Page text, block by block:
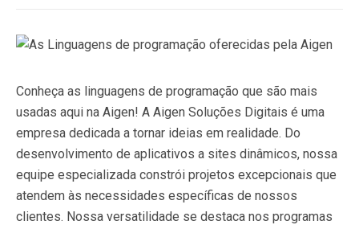
Conheça as linguagens de programação que são mais
usadas aqui na Aigen! A Aigen Soluções Digitais é uma
empresa dedicada a tornar ideias em realidade. Do
desenvolvimento de aplicativos a sites dinâmicos, nossa
equipe especializada constrói projetos excepcionais que
atendem às necessidades específicas de nossos
clientes. Nossa versatilidade se destaca nos programas